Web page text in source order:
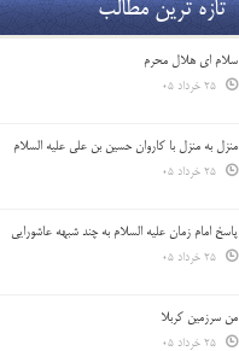
تازه ترین مطالب
سلام ای هلال محرم
منزل به منزل با کاروان حسین بن علی علیه السلام
پاسخ امام زمان علیه السلام به چند شبهه عاشورایی
من سرزمین کربلا